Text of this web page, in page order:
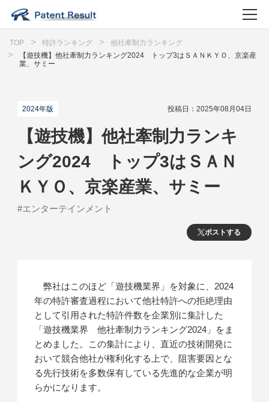
TOP 特許ランキング
他社牽制力ランキング
【遊技機】他社牽制力ランキング2024 トップ3はＳＡＮＫＹＯ、京楽産
業、サミー
2024年版 投稿日：2025年08月04日
ポストする
【遊技機】他社牽制力ランキ
ング2024 トップ3はＳＡＮ
ＫＹＯ、京楽産業、サミー
#エンターテインメント
弊社はこのほど「遊技機業界」を対象に、2024
年の特許審査過程において他社特許への拒絶理由
として引用された特許件数を企業別に集計した
「遊技機業界 他社牽制力ランキング2024」をま
とめました。この集計により、直近の技術開発に
おいて競合他社が権利化する上で、阻害要因とな
る先行技術を多数保有している先進的な企業が明
らかになります。